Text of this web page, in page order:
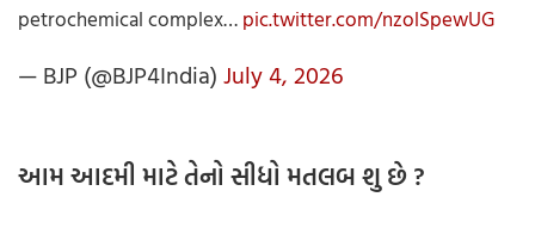
petrochemical complex… pic.twitter.com/nzolSpewUG
— BJP (@BJP4India) July 4, 2026
આમ આદમી માટે તેનો સીધો મતલબ શુ છે ?